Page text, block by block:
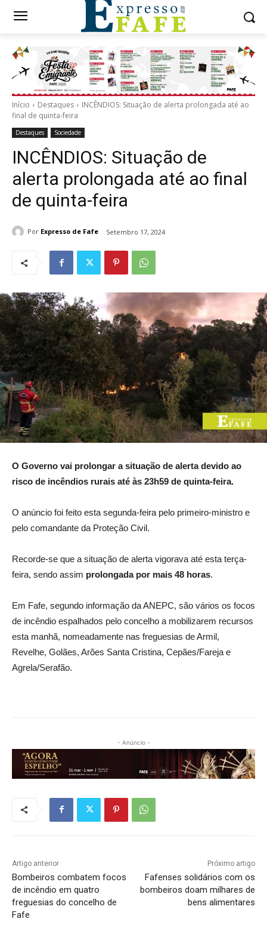
Início Destaques
INCÊNDIOS: Situação de alerta prolongada até ao
final de quinta-feira
Destaques Sociedade
INCÊNDIOS: Situação de
alerta prolongada até ao final
de quinta-feira
Por Expresso de Fafe Setembro 17, 2024
O Governo vai prolongar a situação de alerta devido ao
risco de incêndios rurais até às 23h59 de quinta-feira.
O anúncio foi feito esta segunda-feira pelo primeiro-ministro e
pelo comandante da Proteção Civil.
Recorde-se que a situação de alerta vigorava até esta terça-
feira, sendo assim prolongada por mais 48 horas.
Em Fafe, segundo informação da ANEPC, são vários os focos
de incêndio espalhados pelo concelho a mobilizarem recursos
esta manhã, nomeadamente nas freguesias de Armil,
Revelhe, Golães, Arões Santa Cristina, Cepães/Fareja e
Agrela/Serafão.
- Anúncio -
Artigo anterior
Bombeiros combatem focos
de incêndio em quatro
freguesias do concelho de
Fafe
Próximo artigo
Fafenses solidários com os
bombeiros doam milhares de
bens alimentares